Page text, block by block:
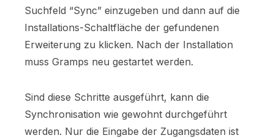
Suchfeld “Sync” einzugeben und dann auf die
Installations-Schaltfläche der gefundenen
Erweiterung zu klicken. Nach der Installation
muss Gramps neu gestartet werden.
Sind diese Schritte ausgeführt, kann die
Synchronisation wie gewohnt durchgeführt
werden. Nur die Eingabe der Zugangsdaten ist